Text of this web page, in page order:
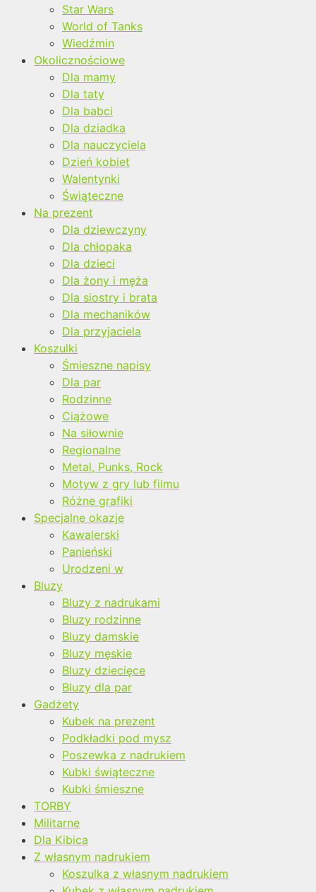
Star Wars
World of Tanks
Wiedźmin
Okolicznościowe
Dla mamy
Dla taty
Dla babci
Dla dziadka
Dla nauczyciela
Dzień kobiet
Walentynki
Świąteczne
Na prezent
Dla dziewczyny
Dla chłopaka
Dla dzieci
Dla żony i męża
Dla siostry i brata
Dla mechaników
Dla przyjaciela
Koszulki
Śmieszne napisy
Dla par
Rodzinne
Ciążowe
Na siłownie
Regionalne
Metal, Punks, Rock
Motyw z gry lub filmu
Różne grafiki
Specjalne okazje
Kawalerski
Panieński
Urodzeni w
Bluzy
Bluzy z nadrukami
Bluzy rodzinne
Bluzy damskie
Bluzy męskie
Bluzy dziecięce
Bluzy dla par
Gadżety
Kubek na prezent
Podkładki pod mysz
Poszewka z nadrukiem
Kubki świąteczne
Kubki śmieszne
TORBY
Militarne
Dla Kibica
Z własnym nadrukiem
Koszulka z własnym nadrukiem